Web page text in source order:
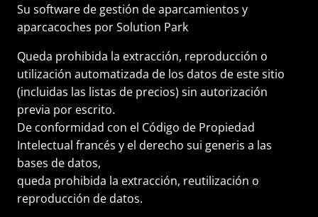
Su software de gestión de aparcamientos y
aparcacoches por Solution Park
Queda prohibida la extracción, reproducción o
utilización automatizada de los datos de este sitio
(incluidas las listas de precios) sin autorización
previa por escrito.
De conformidad con el Código de Propiedad
Intelectual francés y el derecho sui generis a las
bases de datos,
queda prohibida la extracción, reutilización o
reproducción de datos.